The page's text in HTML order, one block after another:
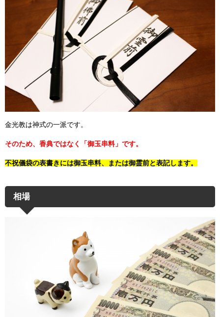
金光教は神式の一派です。
そのため、香典ではなく「御玉串料」です。
不祝儀袋の表書きには御玉串料、または御霊前と表記します。
相場